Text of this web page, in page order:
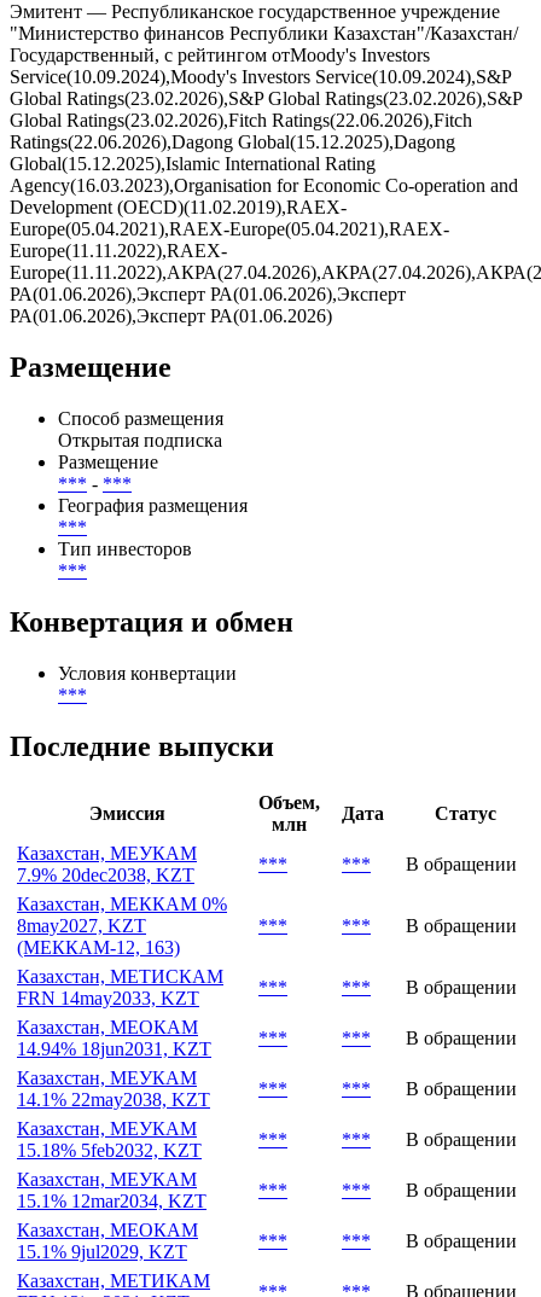
Эмитент — Республиканское государственное учреждение
"Министерство финансов Республики Казахстан"/Казахстан/
Государственный, с рейтингом отMoody's Investors
Service(10.09.2024),Moody's Investors Service(10.09.2024),S&P
Global Ratings(23.02.2026),S&P Global Ratings(23.02.2026),S&P
Global Ratings(23.02.2026),Fitch Ratings(22.06.2026),Fitch
Ratings(22.06.2026),Dagong Global(15.12.2025),Dagong
Global(15.12.2025),Islamic International Rating
Agency(16.03.2023),Organisation for Economic Co-operation and
Development (OECD)(11.02.2019),RAEX-
Europe(05.04.2021),RAEX-Europe(05.04.2021),RAEX-
Europe(11.11.2022),RAEX-
РА(01.06.2026),Эксперт РА(01.06.2026),Эксперт
РА(01.06.2026),Эксперт РА(01.06.2026)
Размещение
Способ размещения
Открытая подписка
Размещение
*** - ***
География размещения
***
Тип инвесторов
***
Конвертация и обмен
Условия конвертации
***
Последние выпуски
Эмиссия
Объем,
млн
Дата
Статус
Казахстан, МЕУКАМ
7.9% 20dec2038, KZT
*** ***
В обращении
Казахстан, МЕККАМ 0%
8may2027, KZT
(МЕККАМ-12, 163)
*** *** В обращении
Казахстан, МЕТИСКАМ
FRN 14may2033, KZT
*** ***
В обращении
Казахстан, МЕОКАМ
14.94% 18jun2031, KZT
*** ***
В обращении
Казахстан, МЕУКАМ
14.1% 22may2038, KZT
*** ***
В обращении
Казахстан, МЕУКАМ
15.18% 5feb2032, KZT
*** ***
В обращении
Казахстан, МЕУКАМ
15.1% 12mar2034, KZT
*** ***
В обращении
Казахстан, МЕОКАМ
15.1% 9jul2029, KZT
*** ***
В обращении
Казахстан, МЕТИКАМ
*** *** В обращении